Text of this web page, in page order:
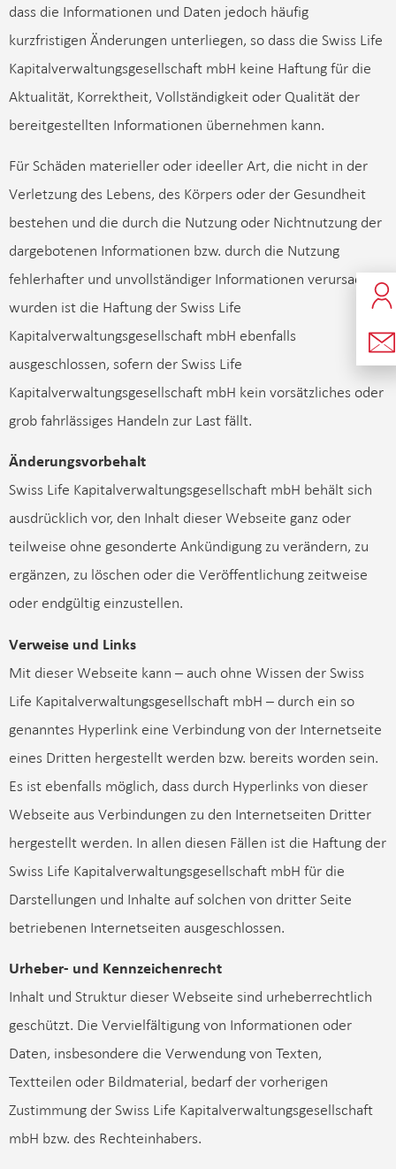
dass die Informationen und Daten jedoch häufig
kurzfristigen Änderungen unterliegen, so dass die Swiss Life
Kapitalverwaltungsgesellschaft mbH keine Haftung für die
Aktualität, Korrektheit, Vollständigkeit oder Qualität der
bereitgestellten Informationen übernehmen kann.
Für Schäden materieller oder ideeller Art, die nicht in der
Verletzung des Lebens, des Körpers oder der Gesundheit
bestehen und die durch die Nutzung oder Nichtnutzung der
dargebotenen Informationen bzw. durch die Nutzung
fehlerhafter und unvollständiger Informationen verursacht
wurden ist die Haftung der Swiss Life
Kapitalverwaltungsgesellschaft mbH ebenfalls
ausgeschlossen, sofern der Swiss Life
Kapitalverwaltungsgesellschaft mbH kein vorsätzliches oder
grob fahrlässiges Handeln zur Last fällt.
Änderungsvorbehalt
Swiss Life Kapitalverwaltungsgesellschaft mbH behält sich
ausdrücklich vor, den Inhalt dieser Webseite ganz oder
teilweise ohne gesonderte Ankündigung zu verändern, zu
ergänzen, zu löschen oder die Veröffentlichung zeitweise
oder endgültig einzustellen.
Verweise und Links
Mit dieser Webseite kann – auch ohne Wissen der Swiss
Life Kapitalverwaltungsgesellschaft mbH – durch ein so
genanntes Hyperlink eine Verbindung von der Internetseite
eines Dritten hergestellt werden bzw. bereits worden sein.
Es ist ebenfalls möglich, dass durch Hyperlinks von dieser
Webseite aus Verbindungen zu den Internetseiten Dritter
hergestellt werden. In allen diesen Fällen ist die Haftung der
Swiss Life Kapitalverwaltungsgesellschaft mbH für die
Darstellungen und Inhalte auf solchen von dritter Seite
betriebenen Internetseiten ausgeschlossen.
Urheber- und Kennzeichenrecht
Inhalt und Struktur dieser Webseite sind urheberrechtlich
geschützt. Die Vervielfältigung von Informationen oder
Daten, insbesondere die Verwendung von Texten,
Textteilen oder Bildmaterial, bedarf der vorherigen
Zustimmung der Swiss Life Kapitalverwaltungsgesellschaft
mbH bzw. des Rechteinhabers.